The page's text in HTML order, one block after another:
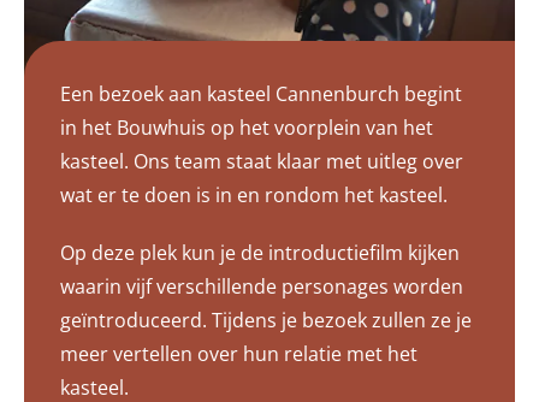
Een bezoek aan kasteel Cannenburch begint
in het Bouwhuis op het voorplein van het
kasteel. Ons team staat klaar met uitleg over
wat er te doen is in en rondom het kasteel.
Op deze plek kun je de introductiefilm kijken
waarin vijf verschillende personages worden
geïntroduceerd. Tijdens je bezoek zullen ze je
meer vertellen over hun relatie met het
kasteel.